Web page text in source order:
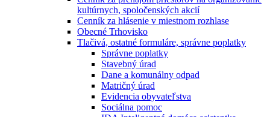
kultúrnych, spoločenských akcií
Cenník za hlásenie v miestnom rozhlase
Obecné Trhovisko
Tlačivá, ostatné formuláre, správne poplatky
Správne poplatky
Stavebný úrad
Dane a komunálny odpad
Matričný úrad
Evidencia obyvateľstva
Sociálna pomoc